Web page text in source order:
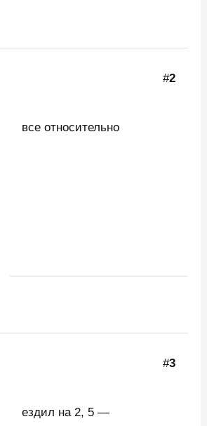
#2
все относительно
#3
ездил на 2, 5 —